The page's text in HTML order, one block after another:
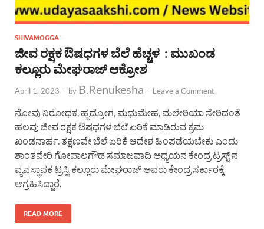
SHIVAMOGGA
ಜೀವ ರಕ್ಷಕ ಔಷಧಗಳ ಬೆಲೆ ಹೆಚ್ಚಳ : ಮುಖಂಡ
ಕಲ್ಲೂರು ಮೇಘರಾಜ್ ಆಕ್ರೋಶ
April 1, 2023 - by B.Renukesha - Leave a Comment
ನೋವು ನಿರೋಧಕ, ಹೃದ್ರೋಗ, ಮಧುಮೇಹ, ಮಲೇರಿಯಾ ಸೇರಿದಂತೆ
ಹಲವು ಜೀವ ರಕ್ಷಕ ಔಷಧಗಳ ಬೆಲೆ ಏರಿಕೆ ಮಾಡಿರುವ ಕ್ರಮ
ಖಂಡನಾರ್ಹ. ತಕ್ಷಣವೇ ಬೆಲೆ ಏರಿಕೆ ಆದೇಶ ಹಿಂಪಡೆಯಬೇಕು ಎಂದು
ಶಾಂತವೇರಿ ಗೋಪಾಲಗೌಡ ಸಮಾಜವಾದಿ ಅಧ್ಯಯನ ಕೇಂದ್ರ ಟ್ರಸ್ಟ್ ನ
ವ್ಯವಸ್ಥಾಪಕ ಟ್ರಸ್ಟಿ ಕಲ್ಲೂರು ಮೇಘರಾಜ್ ಅವರು ಕೇಂದ್ರ ಸರ್ಕಾರಕ್ಕೆ
ಆಗ್ರಹಿಸಿದ್ದಾರೆ.
READ MORE